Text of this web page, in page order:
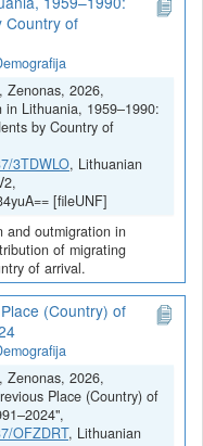
Country of
Zenonas, 2026,
in Lithuania, 1959–1990:
by Country of
3TDWLO, Lithuanian
[fileUNF]
and outmigration in
of migrating
of arrival.
(Country) of
Zenonas, 2026,
Place (Country) of
OFZDRT, Lithuanian